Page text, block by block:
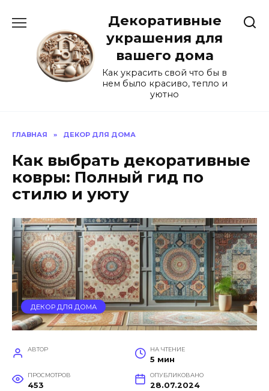
содержанию
Декоративные
украшения для
вашего дома
Как украсить свой что бы в
нем было красиво, тепло и
уютно
ГЛАВНАЯ » ДЕКОР ДЛЯ ДОМА
Как выбрать декоративные
ковры: Полный гид по
стилю и уюту
ДЕКОР ДЛЯ ДОМА
АВТОР НА ЧТЕНИЕ
5 мин
ПРОСМОТРОВ
453
ОПУБЛИКОВАНО
28.07.2024